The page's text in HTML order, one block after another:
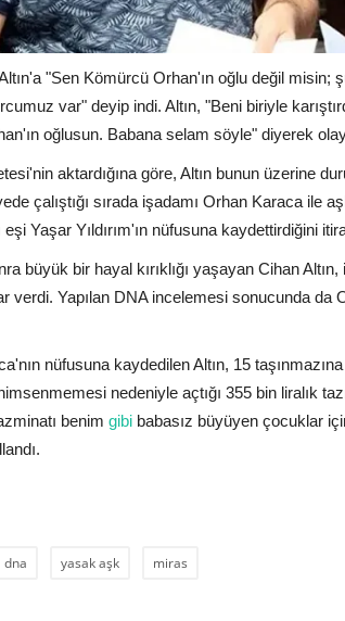
"Sen Kömürcü Orhan'ın oğlu değil misin;
var" deyip indi. Altın, "Beni biriyle
oğlusun. Babana selam söyle" diyerek
aktardığına göre, Altın bunun üzerine
çalıştığı sırada işadamı Orhan Karaca ile
eşi Yaşar Yıldırım'ın nüfusuna kaydettirdiğini
büyük bir hayal kırıklığı yaşayan Cihan
verdi. Yapılan DNA incelemesi sonucunda da
nüfusuna kaydedilen Altın, 15
nedeniyle açtığı 355 bin liralık
benim gibi babasız büyüyen çocuklar
dna yasak aşk miras